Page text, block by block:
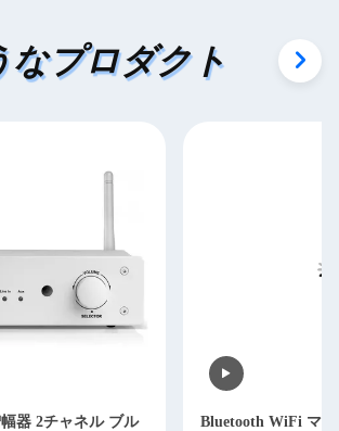
なプロダクト
器 2チャネル ブル
Bluetooth WiFi マ